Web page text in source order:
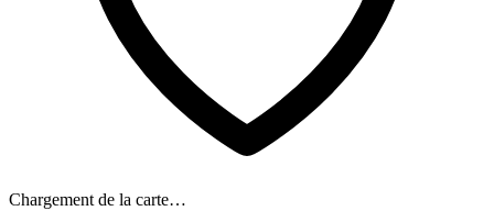
Chargement de la carte…